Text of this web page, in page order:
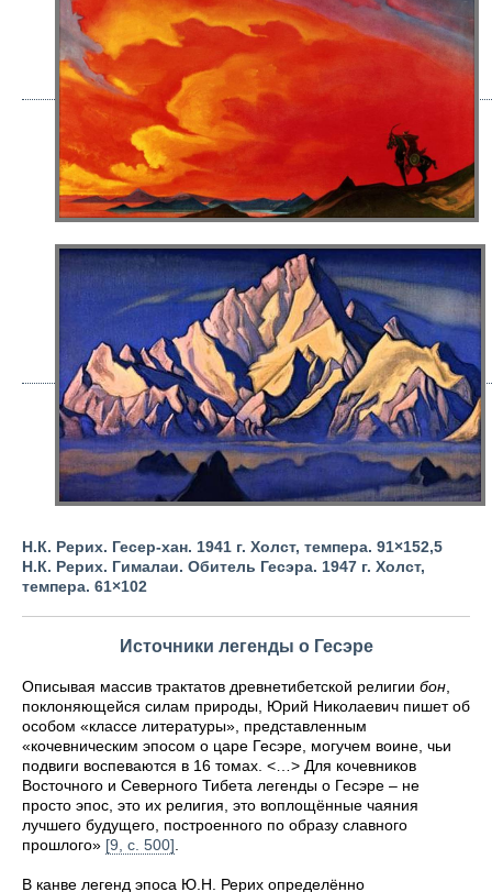
Н.К. Рерих. Гесер-хан. 1941 г. Холст, темпера. 91×152,5
Н.К. Рерих. Гималаи. Обитель Гесэра. 1947 г. Холст,
темпера. 61×102
Источники легенды о Гесэре
Описывая массив трактатов древнетибетской религии бон
поклоняющейся силам природы, Юрий Николаевич пишет об
особом «классе литературы», представленным
«кочевническим эпосом о царе Гесэре, могучем воине, чьи
подвиги воспеваются в 16 томах. <…> Для кочевников
Восточного и Северного Тибета легенды о Гесэре – не
просто эпос, это их религия, это воплощённые чаяния
лучшего будущего, построенного по образу славного
прошлого» [9, с. 500]
В канве легенд эпоса Ю.Н. Рерих определённо